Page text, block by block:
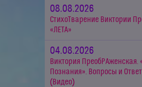
08.08.2026
СтихоТварение Виктории
«ЛЕТА»
04.08.2026
Виктория ПреобРАженская.
Познания». Вопросы и
(Видео)